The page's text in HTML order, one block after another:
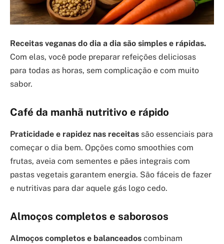
Receitas veganas do dia a dia são simples e rápidas.
Com elas, você pode preparar refeições deliciosas
para todas as horas, sem complicação e com muito
sabor.
Café da manhã nutritivo e rápido
Praticidade e rapidez nas receitas são essenciais para
começar o dia bem. Opções como smoothies com
frutas, aveia com sementes e pães integrais com
pastas vegetais garantem energia. São fáceis de fazer
e nutritivas para dar aquele gás logo cedo.
Almoços completos e saborosos
Almoços completos e balanceados combinam